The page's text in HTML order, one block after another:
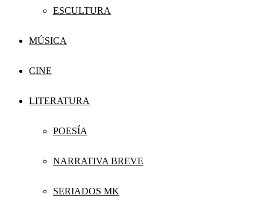
ESCULTURA
MÚSICA
CINE
LITERATURA
POESÍA
NARRATIVA BREVE
SERIADOS MK